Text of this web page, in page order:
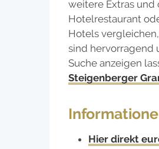
weitere Extras und
Hotelrestaurant
Hotels
sind hervorragend
Suche anzeigen
Steigenberger
Hier direkt